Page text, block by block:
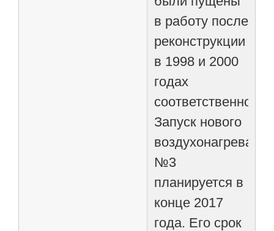
в работу после
реконструкции
в 1998 и 2000
годах
соответственно.
Запуск нового
№3
планируется в
конце 2017
года. Его срок